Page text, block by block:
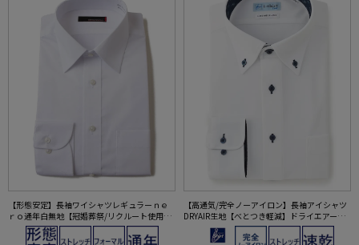
【形態安定】長袖ワイシャツレギュラーｎｅ
ｒｏ通年白無地【冠婚葬祭/リクルート使用
【高通気/完全ノーアイロン】長袖アイシャツ
DRYAIR生地【べとつき軽減】ドライエアーチ
ドリ調ボタンダウン別布千鳥格子形態安定ス
トレッチ防汚効果吸汗速乾ワイシャツ春夏